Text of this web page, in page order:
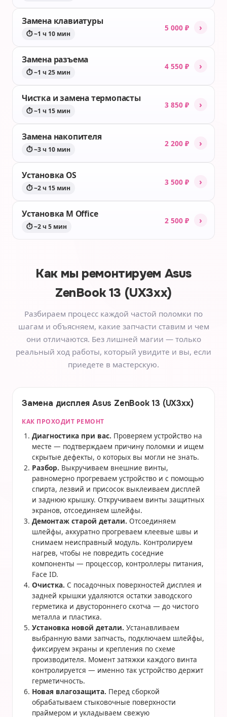
Замена клавиатуры
⏱ ~1 ч 10 мин
5 000 ₽ ›
Замена разъема
⏱ ~1 ч 25 мин
4 550 ₽ ›
Чистка и замена термопасты
⏱ ~1 ч 15 мин
3 850 ₽ ›
Замена накопителя
⏱ ~3 ч 10 мин
2 200 ₽ ›
Установка OS
⏱ ~2 ч 15 мин
3 500 ₽ ›
Установка M Office
⏱ ~2 ч 5 мин
2 500 ₽ ›
Как мы ремонтируем Asus
ZenBook 13 (UX3xx)
Разбираем процесс каждой частой поломки по
шагам и объясняем, какие запчасти ставим и чем
они отличаются. Без лишней магии — только
реальный ход работы, который увидите и вы, если
приедете в мастерскую.
Замена дисплея Asus ZenBook 13 (UX3xx)
КАК ПРОХОДИТ РЕМОНТ
Диагностика при вас. Проверяем устройство на
месте — подтверждаем причину поломки и ищем
скрытые дефекты, о которых вы могли не знать.
Разбор. Выкручиваем внешние винты,
равномерно прогреваем устройство и с помощью
спирта, лезвий и присосок выклеиваем дисплей
и заднюю крышку. Откручиваем винты защитных
экранов, отсоединяем шлейфы.
Демонтаж старой детали. Отсоединяем
шлейфы, аккуратно прогреваем клеевые швы и
снимаем неисправный модуль. Контролируем
нагрев, чтобы не повредить соседние
компоненты — процессор, контроллеры питания,
Face ID.
Очистка. С посадочных поверхностей дисплея и
задней крышки удаляются остатки заводского
герметика и двустороннего скотча — до чистого
металла и пластика.
Установка новой детали. Устанавливаем
выбранную вами запчасть, подключаем шлейфы,
фиксируем экраны и крепления по схеме
производителя. Момент затяжки каждого винта
контролируется — именно так устройство держит
герметичность.
Новая влагозащита. Перед сборкой
обрабатываем стыковочные поверхности
праймером и укладываем свежую